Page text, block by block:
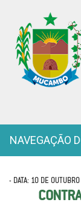
NAVEGAÇÃO
- DATA: 10 DE